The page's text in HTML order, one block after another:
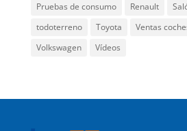
Pruebas de consumo
Renault
todoterreno
Toyota Ventas
Volkswagen
Vídeos